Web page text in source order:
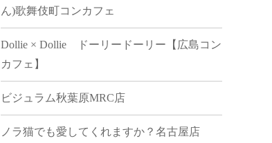
ん)歌舞伎町コンカフェ
Dollie × Dollie ドーリードーリー【広島コン
カフェ】
ビジュラム秋葉原MRC店
ノラ猫でも愛してくれますか？名古屋店